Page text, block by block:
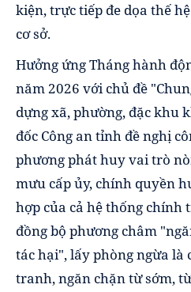
kiện, trực tiếp đe dọa thế
cơ sở.
Hưởng ứng Tháng hành
năm 2026 với chủ đề
dựng xã, phường, đặc khu
đốc Công an tỉnh đề nghị
phương phát huy vai trò
mưu cấp ủy, chính quyền
hợp của cả hệ thống chính
đồng bộ phương châm
tác hại", lấy phòng ngừa là
tranh, ngăn chặn từ sớm,